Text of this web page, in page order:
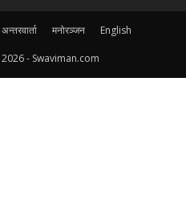
अन्तरवार्ता मनोरञ्जन English
2026 - Swaviman.com